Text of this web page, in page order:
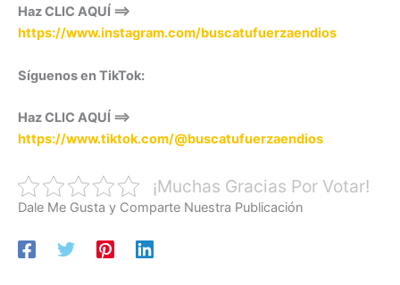
Haz CLIC AQUÍ ==>
https://www.instagram.com/buscatufuerzaendios
Síguenos en TikTok:
Haz CLIC AQUÍ ==>
https://www.tiktok.com/@buscatufuerzaendios
¡Muchas Gracias Por Votar!
Dale Me Gusta y Comparte Nuestra Publicación